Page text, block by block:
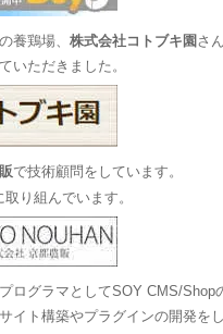
養鶏場、 株式会社コトブキ園 さ
いただきました。
で技術顧問をしています。
取り組んでいます。
ログラマとしてSOY CMS/Shop
イト構築やプラグインの開発をし